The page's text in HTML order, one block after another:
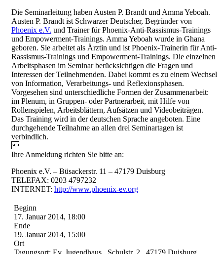
Die Seminarleitung haben Austen P. Brandt und Amma Yeboah.
Austen P. Brandt ist Schwarzer Deutscher, Begründer von
Phoenix e.V. und Trainer für Phoenix-Anti-Rassismus-Trainings
und Empowerment-Trainings. Amma Yeboah wurde in Ghana
geboren. Sie arbeitet als Ärztin und ist Phoenix-Trainerin für Anti-
Rassismus-Trainings und Empowerment-Trainings. Die einzelnen
Arbeitsphasen im Seminar berücksichtigen die Fragen und
Interessen der Teilnehmenden. Dabei kommt es zu einem Wechsel
von Information, Verarbeitungs- und Reflexionsphasen.
Vorgesehen sind unterschiedliche Formen der Zusammenarbeit:
im Plenum, in Gruppen- oder Partnerarbeit, mit Hilfe von
Rollenspielen, Arbeitsblättern, Aufsätzen und Videobeiträgen.
Das Training wird in der deutschen Sprache angeboten. Eine
durchgehende Teilnahme an allen drei Seminartagen ist
verbindlich.

Ihre Anmeldung richten Sie bitte an:
Phoenix e.V. – Büsackerstr. 11 – 47179 Duisburg
TELEFAX: 0203 4797232
INTERNET: http://www.phoenix-ev.org
Beginn
17. Januar 2014, 18:00
Ende
19. Januar 2014, 15:00
Ort
Tagungsort: Ev. Jugendhaus , Schulstr. 2 , 47179 Duisburg